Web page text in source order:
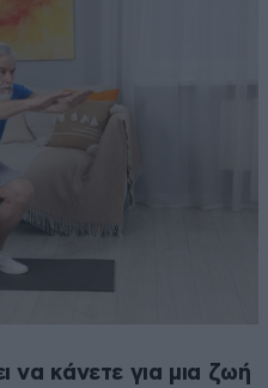
να κάνετε για μια ζωή